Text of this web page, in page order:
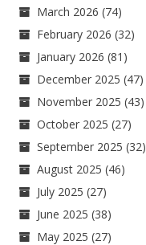
March 2026 (74)
February 2026 (32)
January 2026 (81)
December 2025 (47)
November 2025 (43)
October 2025 (27)
September 2025 (32)
August 2025 (46)
July 2025 (27)
June 2025 (38)
May 2025 (27)